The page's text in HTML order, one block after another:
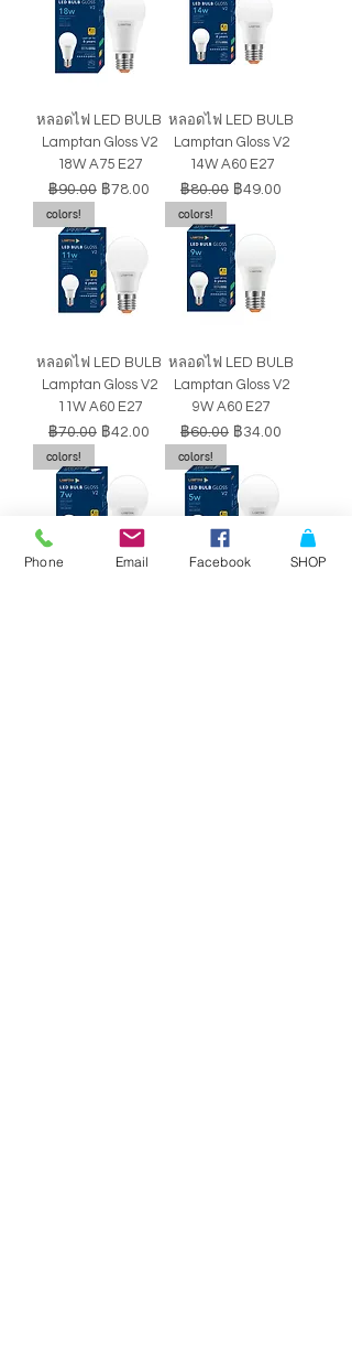
หลอดไฟ LED BULB
Lamptan Gloss V2
18W A75 E27
ราคาปกติ
฿90.00 ราคาขายลด
฿78.00
หลอดไฟ LED BULB
Lamptan Gloss V2
14W A60 E27
ราคาปกติ
฿80.00 ราคาขายลด
฿49.00
colors!
หลอดไฟ LED BULB
Lamptan Gloss V2
11W A60 E27
ราคาปกติ
฿70.00 ราคาขายลด
฿42.00
colors!
หลอดไฟ LED BULB
Lamptan Gloss V2
9W A60 E27
ราคาปกติ
฿60.00 ราคาขายลด
฿34.00
colors!
colors!
Phone Email Facebook SHOP